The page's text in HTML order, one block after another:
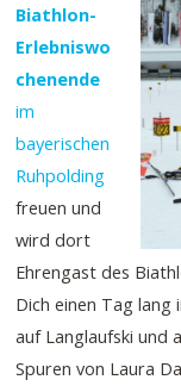
Biathlon-
Erlebniswo
chenende
im
bayerischen
Ruhpolding
freuen und
wird dort
Ehrengast des
Dich einen Tag
auf Langlaufski und
Spuren von Laura